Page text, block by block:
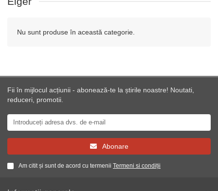
Nu sunt produse în această categorie.
Fii în mijlocul acțiunii - abonează-te la știrile noastre! Noutati,
reduceri, promotii.
Abonare
Am citit și sunt de acord cu termenii Termeni si condiții